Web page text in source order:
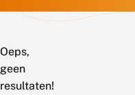
Oeps,
geen
resultaten!